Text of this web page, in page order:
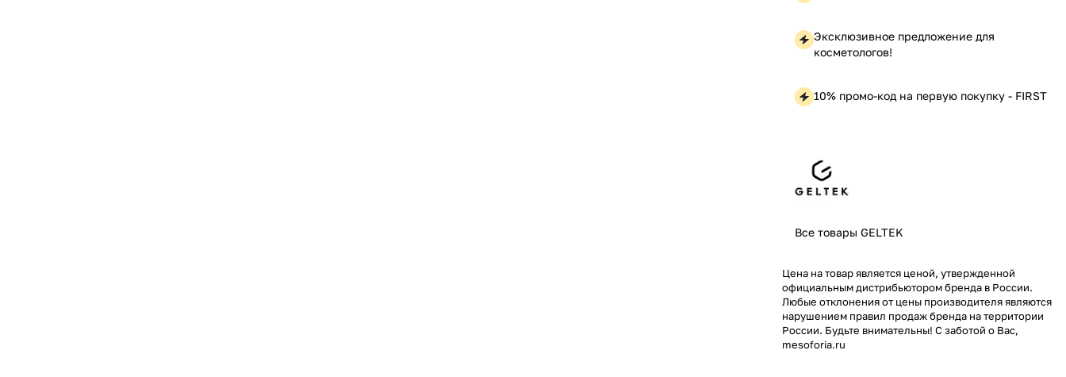
Эксклюзивное предложение для
косметологов!
10% промо-код на первую покупку - FIRST
Все товары GELTEK
Цена на товар является ценой, утвержденной
официальным дистрибьютором бренда в России.
Любые отклонения от цены производителя являются
нарушением правил продаж бренда на территории
России. Будьте внимательны! С заботой о Вас,
mesoforia.ru